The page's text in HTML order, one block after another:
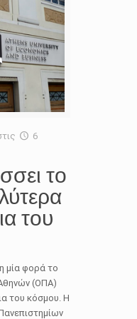
6
το
του
μία φορά το
(ΟΠΑ)
του κόσμου. Η